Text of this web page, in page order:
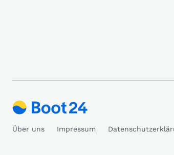
Über uns Impressum